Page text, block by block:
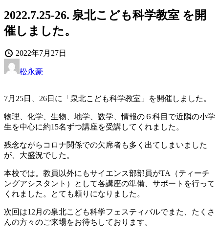
2022.7.25-26. 泉北こども科学教室 を開
催しました。
投
稿
日
2022年7月27日
稿
松永豪
7月25日、26日に「泉北こども科学教室」を開催しました。
物理、化学、生物、地学、数学、情報の６科目で近隣の小学
生を中心に約15名ずつ講座を受講してくれました。
残念ながらコロナ関係での欠席者も多く出てしまいました
が、大盛況でした。
本校では。教員以外にもサイエンス部部員がTA（ティーチ
ングアシスタント）として各講座の準備、サポートを行って
くれました。とても頼りになりました。
次回は12月の泉北こども科学フェスティバルでまた、たくさ
んの方々のご来場をお待ちしております。